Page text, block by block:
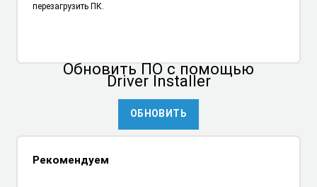
перезагрузить ПК.
Обновить ПОс помощью
Driver Installer
ОБНОВИТЬ
Рекомендуем